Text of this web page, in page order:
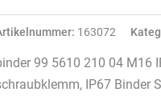
163072
99 5610 210 04 M16
IP67 Binder